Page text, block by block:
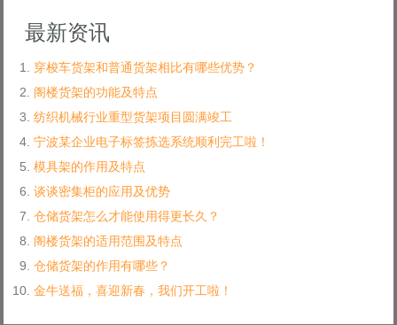
最新资讯
穿梭车货架和普通货架相比有哪些优势？
阁楼货架的功能及特点
纺织机械行业重型货架项目圆满竣工
宁波某企业电子标签拣选系统顺利完工啦！
模具架的作用及特点
谈谈密集柜的应用及优势
仓储货架怎么才能使用得更长久？
阁楼货架的适用范围及特点
仓储货架的作用有哪些？
金牛送福，喜迎新春，我们开工啦！